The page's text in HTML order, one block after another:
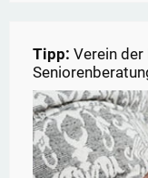
Tipp: Verein